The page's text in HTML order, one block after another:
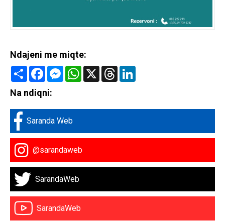
Ndajeni me miqte:
Share FacebookMessenger
WhatsApp
X Threads
Na ndiqni:
Saranda Web
@sarandaweb
SarandaWeb
SarandaWeb